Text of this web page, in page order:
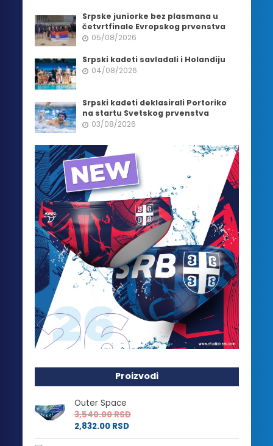
Srpske juniorke bez plasmana u
četvrtfinale Evropskog prvenstva
05/08/2026
Srpski kadeti savladali i Holandiju
04/08/2026
Srpski kadeti deklasirali Portoriko
na startu Svetskog prvenstva
03/08/2026
Proizvodi
Outer Space
3,540.00RSD
2,832.00 RSD